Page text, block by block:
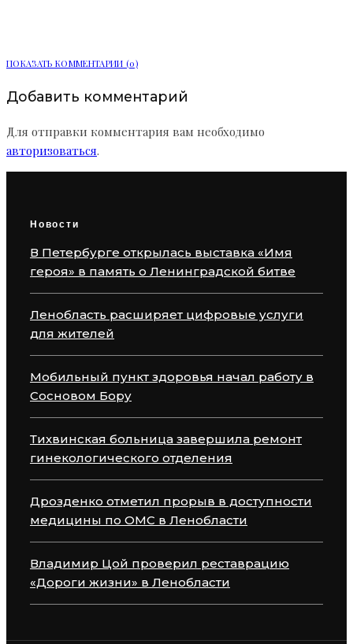
ПОКАЗАТЬ КОММЕНТАРИИ (0)
Добавить комментарий
Для отправки комментария вам необходимо
авторизоваться.
Новости
В Петербурге открылась выставка «Имя
героя» в память о Ленинградской битве
Ленобласть расширяет цифровые услуги
для жителей
Мобильный пункт здоровья начал работу в
Сосновом Бору
Тихвинская больница завершила ремонт
гинекологического отделения
Дрозденко отметил прорыв в доступности
медицины по ОМС в Ленобласти
Владимир Цой проверил реставрацию
«Дороги жизни» в Ленобласти